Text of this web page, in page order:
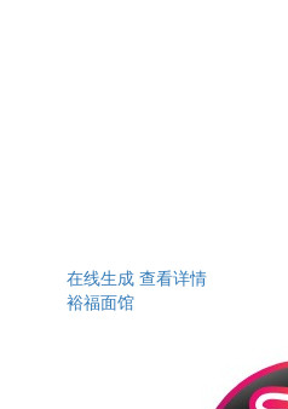
在线生成 查看详情
裕福面馆